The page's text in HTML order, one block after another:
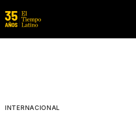
INTERNACIONAL